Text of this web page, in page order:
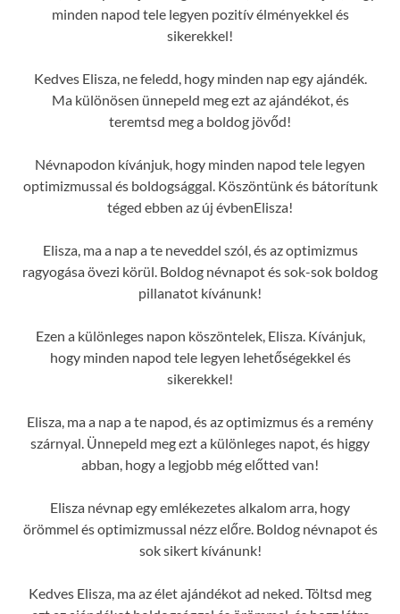
minden napod tele legyen pozitív élményekkel és
sikerekkel!
Kedves Elisza, ne feledd, hogy minden nap egy ajándék.
Ma különösen ünnepeld meg ezt az ajándékot, és
teremtsd meg a boldog jövőd!
Névnapodon kívánjuk, hogy minden napod tele legyen
optimizmussal és boldogsággal. Köszöntünk és bátorítunk
téged ebben az új évbenElisza!
Elisza, ma a nap a te neveddel szól, és az optimizmus
ragyogása övezi körül. Boldog névnapot és sok-sok boldog
pillanatot kívánunk!
Ezen a különleges napon köszöntelek, Elisza. Kívánjuk,
hogy minden napod tele legyen lehetőségekkel és
sikerekkel!
Elisza, ma a nap a te napod, és az optimizmus és a remény
szárnyal. Ünnepeld meg ezt a különleges napot, és higgy
abban, hogy a legjobb még előtted van!
Elisza névnap egy emlékezetes alkalom arra, hogy
örömmel és optimizmussal nézz előre. Boldog névnapot és
sok sikert kívánunk!
Kedves Elisza, ma az élet ajándékot ad neked. Töltsd meg